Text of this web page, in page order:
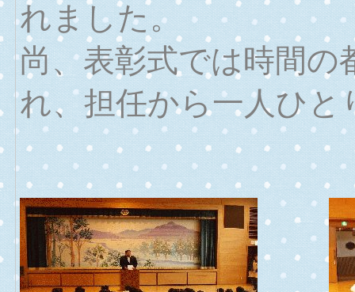
れました。
尚、表彰式では時間の
れ、担任から一人ひ